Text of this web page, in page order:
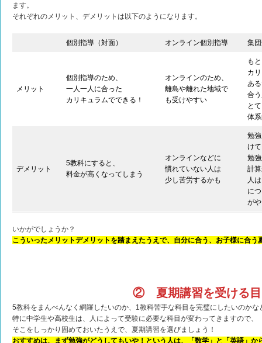
ます。
それぞれのメリット、デメリットは以下のようになります。
個別指導（対面） オンライン個別指導 集
メリット
個別指導のため、
一人一人に合った
カリキュラムでできる！
オンラインのため、
離島や離れた地域で
も受けやすい
も
カ
あ
合
と
体
デメリット
5教科にすると、
料金が高くなってしまう
オンラインなどに
慣れていない人は
少し苦労するかも
勉
け
勉
計
人
に
が
いかがでしょうか？
こういったメリットデメリットを踏まえたうえで、自分に合う、お子様に合う
② 夏期講習を受ける
5教科をまんべんなく網羅したいのか、1教科苦手な科目を完璧にしたいのか
特に中学生や高校生は、人によって受験に必要な科目が変わってきますので、
そこをしっかり固めておいたうえで、夏期講習を選びましょう！
おすすめは、まず勉強がどうしてもいや！という人は、「数学」と「英語」か